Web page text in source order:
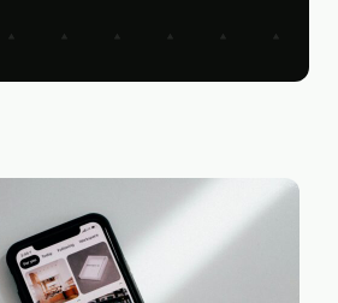
Leady
Merk
SimilarWeb